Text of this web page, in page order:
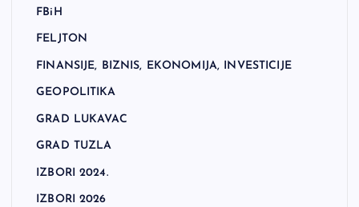
FBiH
FELJTON
FINANSIJE, BIZNIS, EKONOMIJA, INVESTICIJE
GEOPOLITIKA
GRAD LUKAVAC
GRAD TUZLA
IZBORI 2024.
IZBORI 2026